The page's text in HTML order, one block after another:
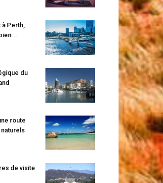
à Perth,
du
route
naturels
de visite